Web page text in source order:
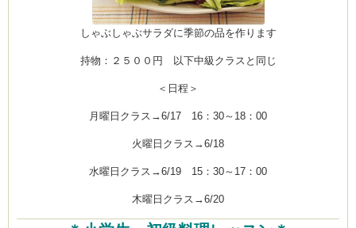
しゃぶしゃぶサラダに季節の品を作ります
持物：２５００円 以下中級クラスと同じ
＜日程＞
月曜日クラス→6/17 16：30～18：00
火曜日クラス→6/18
水曜日クラス→6/19 15：30～17：00
木曜日クラス→6/20